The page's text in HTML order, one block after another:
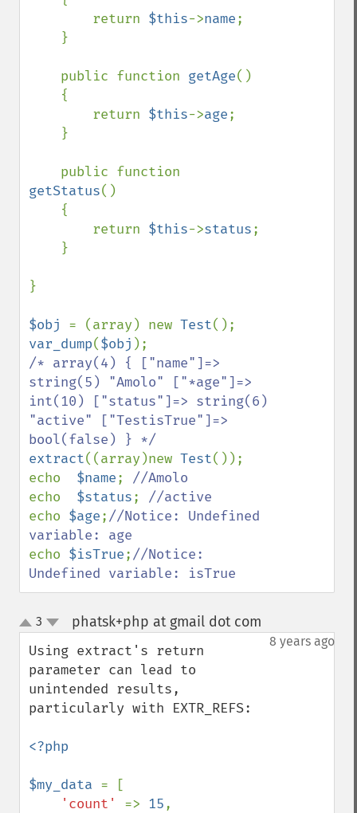
        return
$this->name;
    public function
getAge()
        return
$this->age;
getStatus()
        return
$this->status;
}
$obj = (array) new Test
var_dump($obj
/* array(4) { ["name"]=>
string(5) "Amolo" ["*age"]=>
int(10) ["status"]=> string(6)
"active" ["TestisTrue"]=>
extract((array)new Test());
echo $name;
echo $status;
echo $age;//Notice: Undefined
echo $isTrue;//Notice:
Undefined variable: isTrue
up
down
3 phatsk+php at gmail dot com
8 years ago
Using extract's return
parameter can lead to
unintended results,
particularly with EXTR_REFS:
<?php
$my_data = [
'count' => 15,